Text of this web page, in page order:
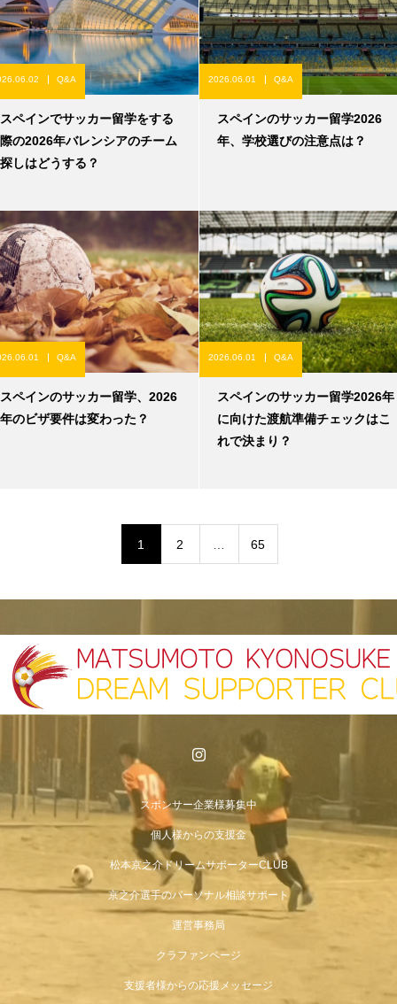
Q&A
スペインでサッカー留学をする
際の2026年バレンシアのチーム
探しはどうする？
2026.06.01 Q&A
スペインのサッカー留学2026
年、学校選びの注意点は？
Q&A
スペインのサッカー留学、2026
年のビザ要件は変わった？
2026.06.01 Q&A
スペインのサッカー留学2026年
に向けた渡航準備チェックはこ
れで決まり？
1 2 65
スポンサー企業様募集中
個人様からの支援金
松本京之介ドリームサポーターCLUB
京之介選手のパーソナル相談サポート
運営事務局
クラファンページ
支援者様からの応援メッセージ